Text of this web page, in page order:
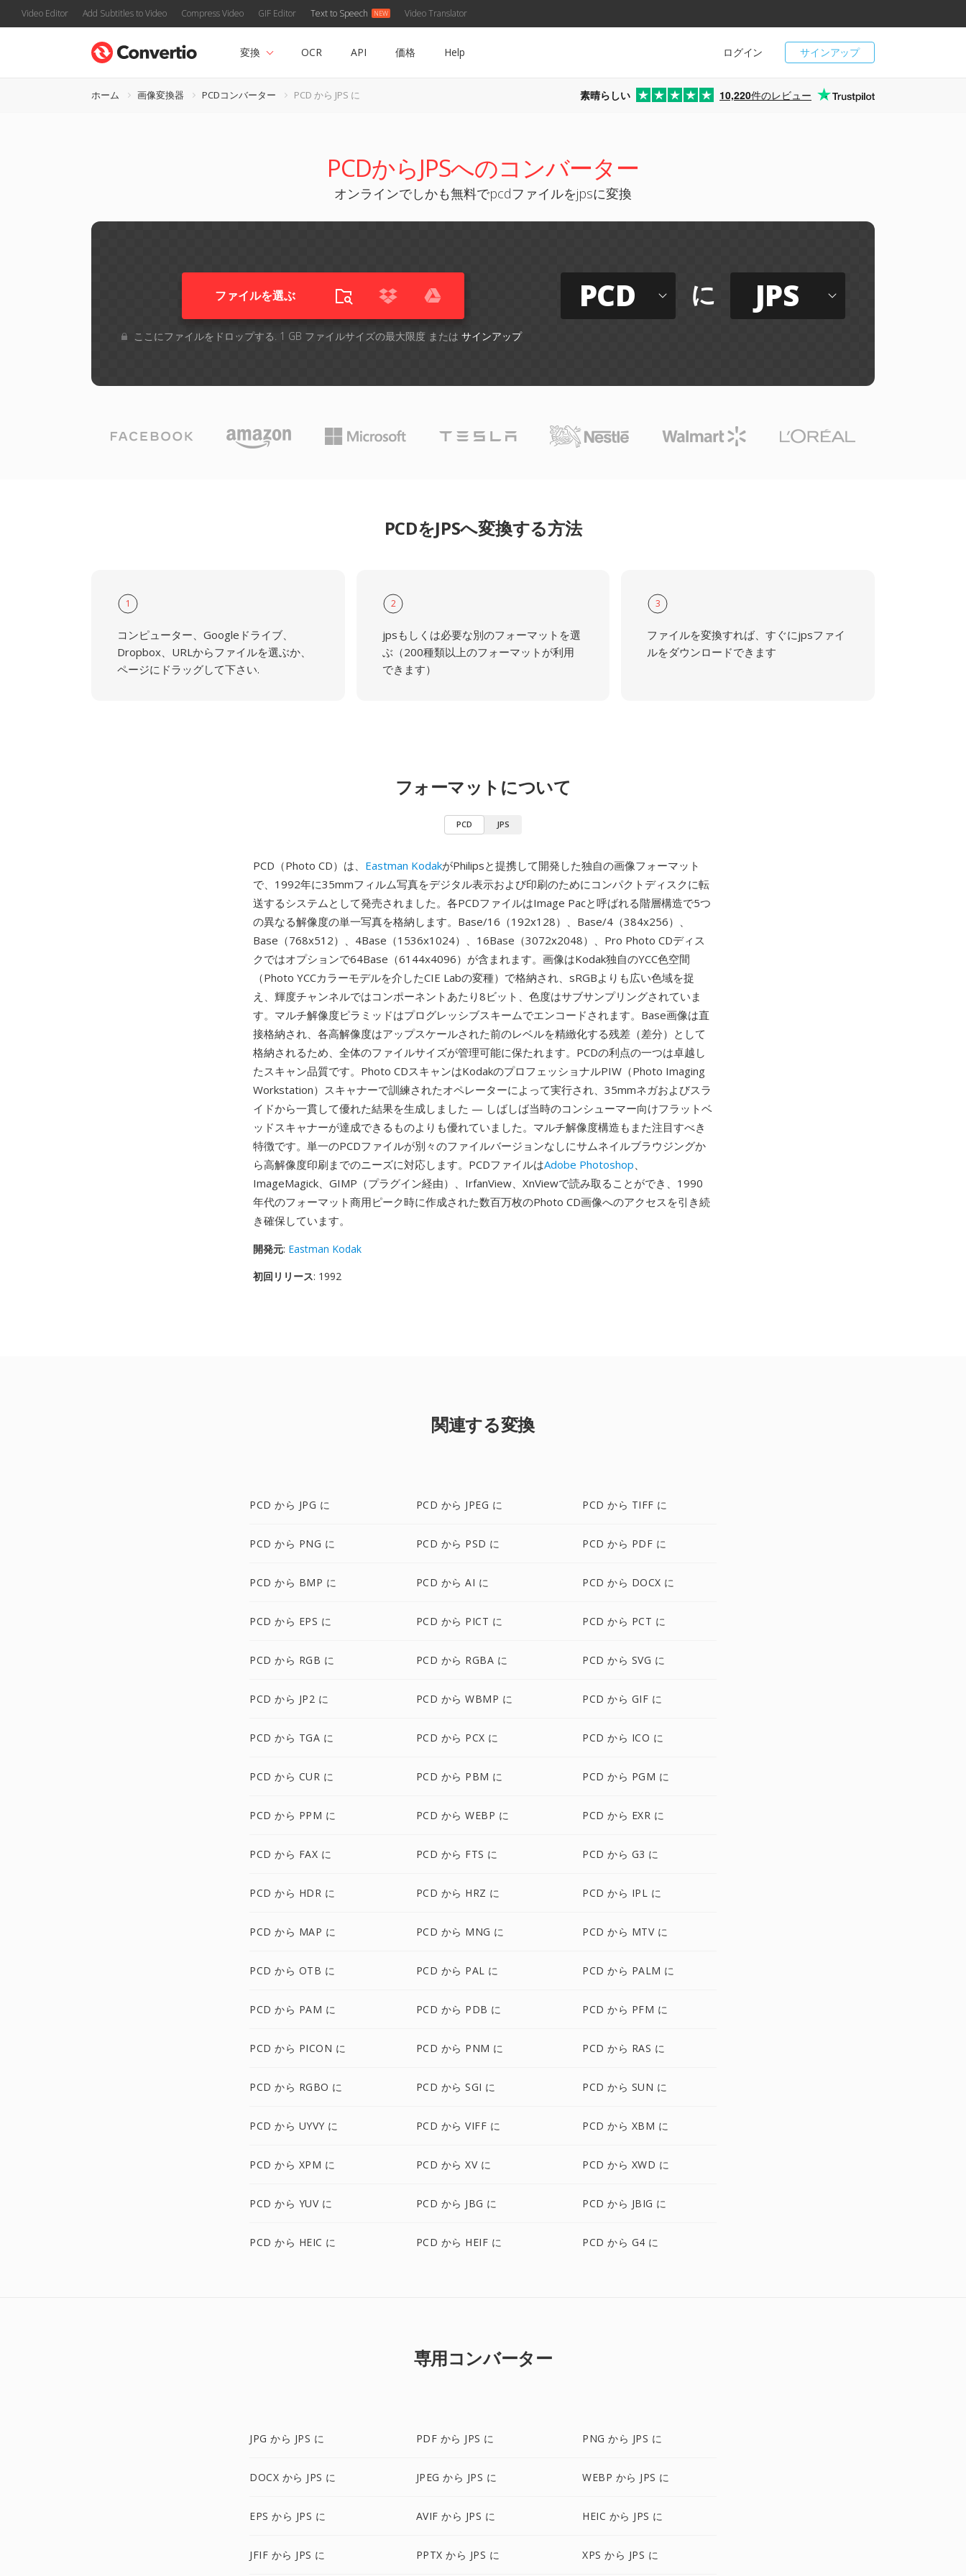
Video Editor Add Subtitles to Video Compress Video GIF Editor Text to Speech Video Translator
サインアップ
ログイン
変換 OCR API 価格 Help
ホーム 画像変換器 PCDコンバーター PCD から JPS に 素晴らしい 10,220件のレビュー
PCDからJPSへのコンバーター
オンラインでしかも無料でpcdファイルをjpsに変換
ファイルを選ぶ
ここにファイルをドロップする. 1 GB ファイルサイズの最大限度 または サインアップ
PCD に JPS
PCDをJPSへ変換する方法
1
コンピューター、Googleドライブ、
Dropbox、URLからファイルを選ぶか、
ページにドラッグして下さい.
2
jpsもしくは必要な別のフォーマットを選
ぶ（200種類以上のフォーマットが利用
できます）
3
ファイルを変換すれば、すぐにjpsファイ
ルをダウンロードできます
フォーマットについて
PCD JPS
PCD（Photo CD）は、 Eastman KodakがPhilipsと提携して開発した独自の画像フォーマット
で、1992年に35mmフィルム写真をデジタル表示および印刷のためにコンパクトディスクに転
送するシステムとして発売されました。各PCDファイルはImage Pacと呼ばれる階層構造で5つ
の異なる解像度の単一写真を格納します。Base/16（192x128）、Base/4（384x256）、
Base（768x512）、4Base（1536x1024）、16Base（3072x2048）、Pro Photo CDディス
クではオプションで64Base（6144x4096）が含まれます。画像はKodak独自のYCC色空間
（Photo YCCカラーモデルを介したCIE Labの変種）で格納され、sRGBよりも広い色域を捉
え、輝度チャンネルではコンポーネントあたり8ビット、色度はサブサンプリングされていま
す。マルチ解像度ピラミッドはプログレッシブスキームでエンコードされます。Base画像は直
接格納され、各高解像度はアップスケールされた前のレベルを精緻化する残差（差分）として
格納されるため、全体のファイルサイズが管理可能に保たれます。PCDの利点の一つは卓越し
たスキャン品質です。Photo CDスキャンはKodakのプロフェッショナルPIW（Photo Imaging
Workstation）スキャナーで訓練されたオペレーターによって実行され、35mmネガおよびスラ
イドから一貫して優れた結果を生成しました — しばしば当時のコンシューマー向けフラットベ
ッドスキャナーが達成できるものよりも優れていました。マルチ解像度構造もまた注目すべき
特徴です。単一のPCDファイルが別々のファイルバージョンなしにサムネイルブラウジングか
ら高解像度印刷までのニーズに対応します。PCDファイルはAdobe Photoshop、
ImageMagick、GIMP（プラグイン経由）、IrfanView、XnViewで読み取ることができ、1990
年代のフォーマット商用ピーク時に作成された数百万枚のPhoto CD画像へのアクセスを引き続
き確保しています。
開発元: Eastman Kodak
初回リリース: 1992
関連する変換
PCD から JPG に PCD から JPEG に PCD から TIFF に
PCD から PNG に PCD から PSD に PCD から PDF に
PCD から BMP に PCD から AI に PCD から DOCX に
PCD から EPS に PCD から PICT に PCD から PCT に
PCD から RGB に PCD から RGBA に PCD から SVG に
PCD から JP2 に PCD から WBMP に PCD から GIF に
PCD から TGA に PCD から PCX に PCD から ICO に
PCD から CUR に PCD から PBM に PCD から PGM に
PCD から PPM に PCD から WEBP に PCD から EXR に
PCD から FAX に PCD から FTS に PCD から G3 に
PCD から HDR に PCD から HRZ に PCD から IPL に
PCD から MAP に PCD から MNG に PCD から MTV に
PCD から OTB に PCD から PAL に PCD から PALM に
PCD から PAM に PCD から PDB に PCD から PFM に
PCD から PICON に PCD から PNM に PCD から RAS に
PCD から RGBO に PCD から SGI に PCD から SUN に
PCD から UYVY に PCD から VIFF に PCD から XBM に
PCD から XPM に PCD から XV に PCD から XWD に
PCD から YUV に PCD から JBG に PCD から JBIG に
PCD から HEIC に PCD から HEIF に PCD から G4 に
専用コンバーター
JPG から JPS に PDF から JPS に PNG から JPS に
DOCX から JPS に JPEG から JPS に WEBP から JPS に
EPS から JPS に AVIF から JPS に HEIC から JPS に
JFIF から JPS に PPTX から JPS に XPS から JPS に